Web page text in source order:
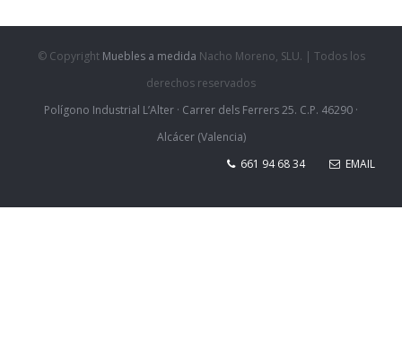
© Copyright Muebles a medida Nacho Moreno, SLU. | Todos los
derechos reservados
Polígono Industrial L’Alter · Carrer dels Ferrers 25. C.P. 46290 ·
Alcácer (Valencia)
661 94 68 34
EMAIL